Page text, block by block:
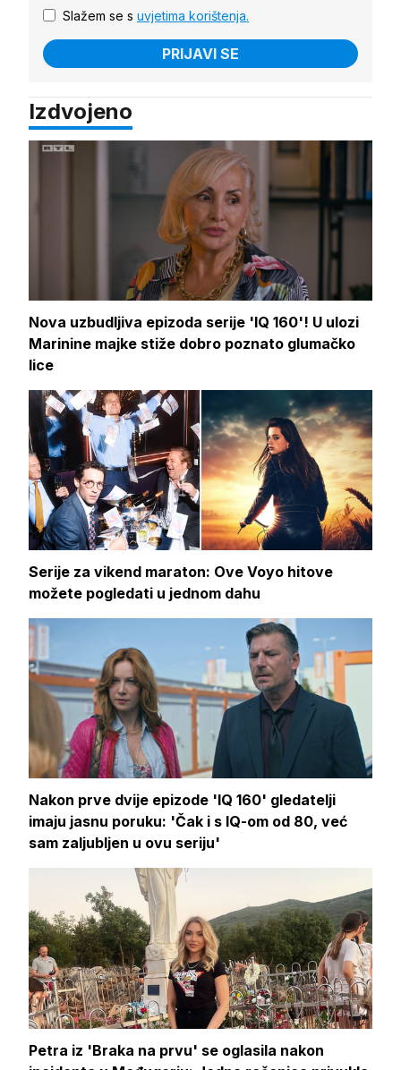
Slažem se s uvjetima korištenja.
PRIJAVI SE
Izdvojeno
Nova uzbudljiva epizoda serije 'IQ 160'! U ulozi
Marinine majke stiže dobro poznato glumačko
lice
Serije za vikend maraton: Ove Voyo hitove
možete pogledati u jednom dahu
Nakon prve dvije epizode 'IQ 160' gledatelji
imaju jasnu poruku: 'Čak i s IQ-om od 80, već
sam zaljubljen u ovu seriju'
Petra iz 'Braka na prvu' se oglasila nakon